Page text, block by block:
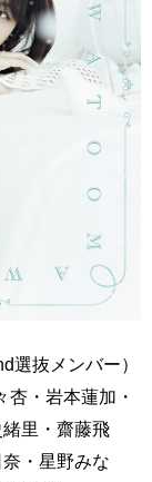
選抜メンバー）
・岩本蓮加・
里・齋藤飛
・星野みな